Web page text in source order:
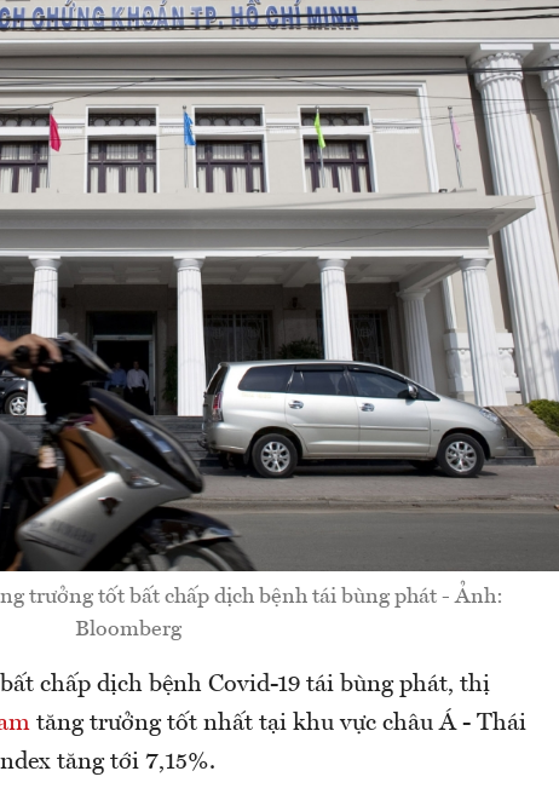
trưởng tốt bất chấp dịch bệnh tái bùng phát - Ảnh:
Bloomberg
chấp dịch bệnh Covid-19 tái bùng phát, thị
tăng trưởng tốt nhất tại khu vực châu Á - Thái
tăng tới 7,15%.